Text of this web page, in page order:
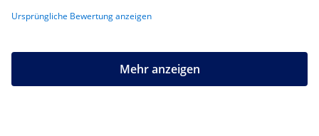
Ursprüngliche Bewertung anzeigen
Mehr anzeigen